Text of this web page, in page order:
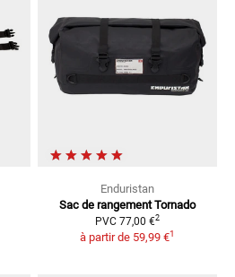
Enduristan
Sac de rangement Tornado
PVC 77,00 €2
à partir de 59,99 €1